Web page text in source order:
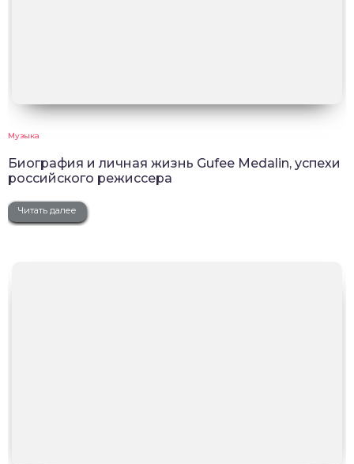
Музыка
Биография и личная жизнь Gufee Medalin, успехи
российского режиссера
Читать далее